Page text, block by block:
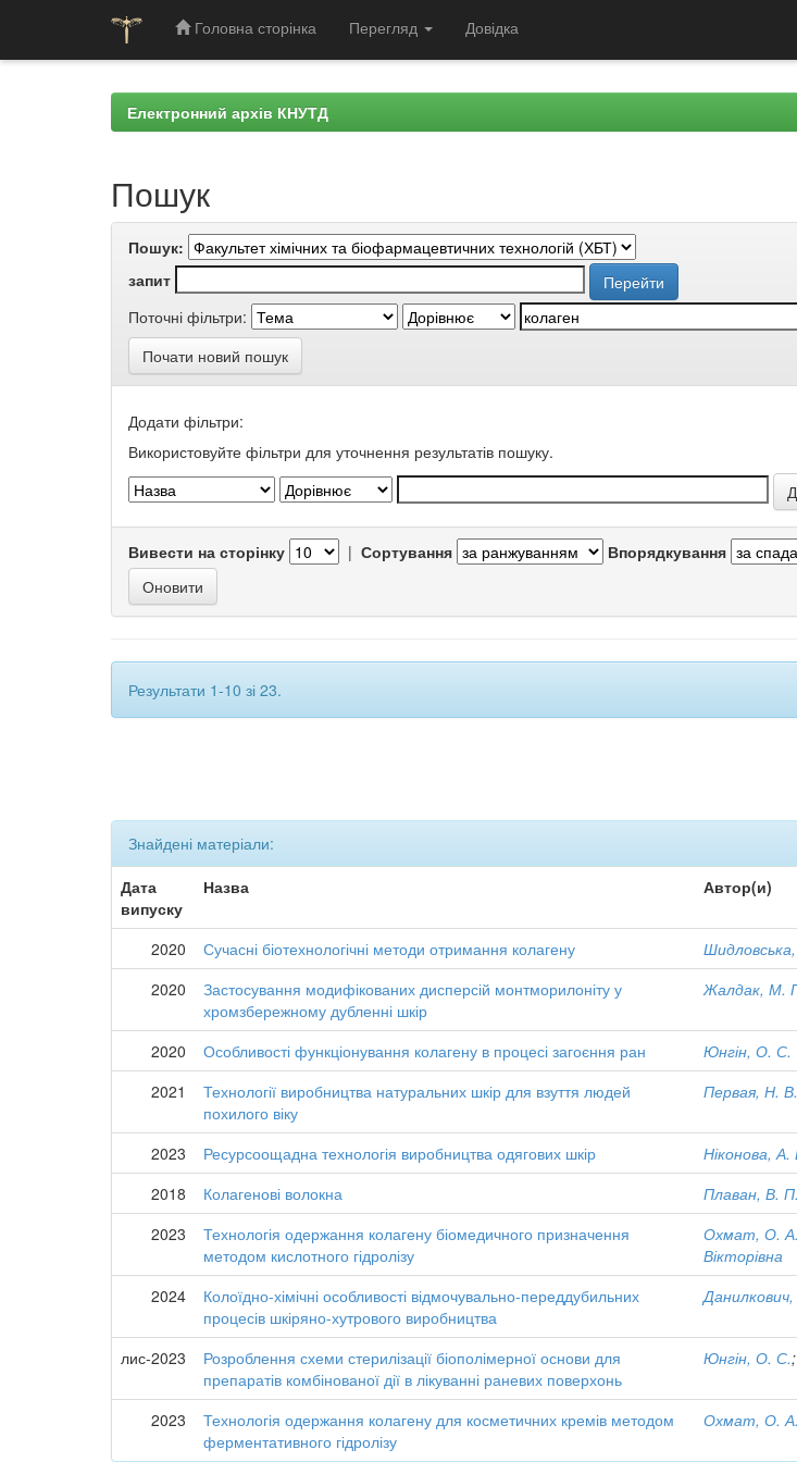
Головна сторінка Перегляд Довідка
Електронний архів КНУТД
Пошук
Пошук:
запит
Поточні фільтри:
Почати новий пошук
Додати фільтри:
Використовуйте фільтри для уточнення результатів пошуку.
Вивести на сторінку | Сортування Впорядкування
Результати 1-10 зі 23.
Знайдені матеріали:
Дата
випуску
Назва Автор(и)
2020 Сучасні біотехнологічні методи отримання колагену
2020
Застосування модифікованих дисперсій монтморилоніту у
хромзбережному дубленні шкір
Жалдак, М.
2020 Особливості функціонування колагену в процесі загоєння ран
Юнгін, О. С.
2021
Технології виробництва натуральних шкір для взуття людей
похилого віку
Первая, Н.
2023 Ресурсоощадна технологія виробництва одягових шкір Ніконова, А.
2018
Колагенові волокна Плаван, В.
2023
Технологія одержання колагену біомедичного призначення
методом кислотного гідролізу
Охмат, О.
Вікторівна
2024
Колоїдно-хімічні особливості відмочувально-переддубильних
процесів шкіряно-хутрового виробництва
лис-2023
Розроблення схеми стерилізації біополімерної основи для
препаратів комбінованої дії в лікуванні раневих поверхонь
Юнгін, О. С.
2023
Технологія одержання колагену для косметичних кремів методом
ферментативного гідролізу
Охмат, О.